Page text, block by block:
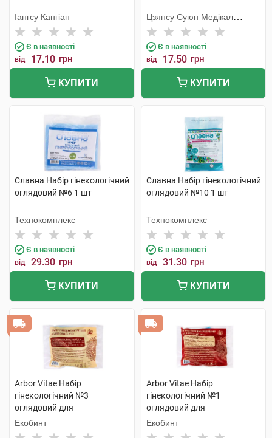
Іангсу Кангіан
Є в наявності
від 17.10 грн
КУПИТИ
Цзянсу Суюн Медікал
Метіріалс
Є в наявності
від 17.50 грн
КУПИТИ
Славна Набір гінекологічний
оглядовий №6 1 шт
Технокомплекс
Є в наявності
від 29.30 грн
КУПИТИ
Славна Набір гінекологічний
оглядовий №10 1 шт
Технокомплекс
Є в наявності
від 31.30 грн
КУПИТИ
Arbor Vitae Набір
гінекологічний №3
оглядовий для
одноразового використання
1 шт
Екобинт
Arbor Vitae Набір
гінекологічний №1
оглядовий для
одноразового використання
1 шт
Екобинт